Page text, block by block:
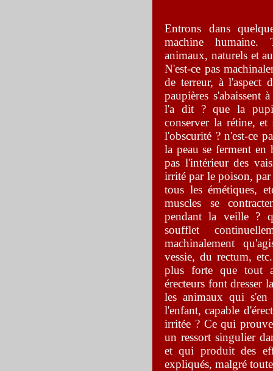
Entrons dans
machine humaine.
animaux, naturels et
N'est-ce pas
de terreur, à l'aspect
paupières s'abaissent
l'a dit ? que la
conserver la rétine,
l'obscurité ? n'est-ce
la peau se ferment
pas l'intérieur des
irrité par le poison,
tous les émétiques,
muscles se
pendant la veille ?
soufflet
machinalement
vessie, du rectum,
plus forte que tout
érecteurs font dresser
les animaux qui s'en
l'enfant, capable
irritée ? Ce qui
un ressort singulier
et qui produit des
expliqués, malgré